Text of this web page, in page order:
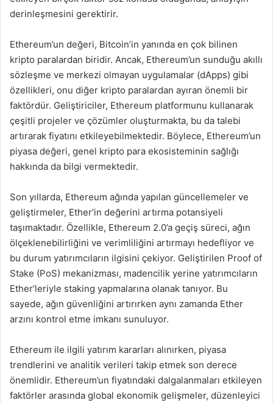
derinleşmesini gerektirir.
Ethereum’un değeri, Bitcoin’in yanında en çok bilinen
kripto paralardan biridir. Ancak, Ethereum’un sunduğu akıllı
sözleşme ve merkezi olmayan uygulamalar (dApps) gibi
özellikleri, onu diğer kripto paralardan ayıran önemli bir
faktördür. Geliştiriciler, Ethereum platformunu kullanarak
çeşitli projeler ve çözümler oluşturmakta, bu da talebi
artırarak fiyatını etkileyebilmektedir. Böylece, Ethereum’un
piyasa değeri, genel kripto para ekosisteminin sağlığı
hakkında da bilgi vermektedir.
Son yıllarda, Ethereum ağında yapılan güncellemeler ve
geliştirmeler, Ether’in değerini artırma potansiyeli
taşımaktadır. Özellikle, Ethereum 2.0’a geçiş süreci, ağın
ölçeklenebilirliğini ve verimliliğini artırmayı hedefliyor ve
bu durum yatırımcıların ilgisini çekiyor. Geliştirilen Proof of
Stake (PoS) mekanizması, madencilik yerine yatırımcıların
Ether’leriyle staking yapmalarına olanak tanıyor. Bu
sayede, ağın güvenliğini artırırken aynı zamanda Ether
arzını kontrol etme imkanı sunuluyor.
Ethereum ile ilgili yatırım kararları alınırken, piyasa
trendlerini ve analitik verileri takip etmek son derece
önemlidir. Ethereum’un fiyatındaki dalgalanmaları etkileyen
faktörler arasında global ekonomik gelişmeler, düzenleyici